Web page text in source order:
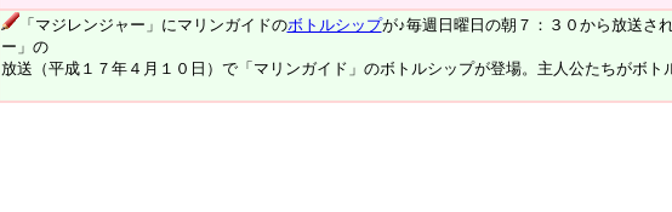
「マジレンジャー」にマリンガイドのボトルシップが♪毎週日曜日の朝７：３０から放送さ
ー」の
放送（平成１７年４月１０日）で「マリンガイド」のボトルシップが登場。主人公たちがボト